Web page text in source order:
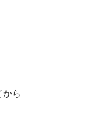
から